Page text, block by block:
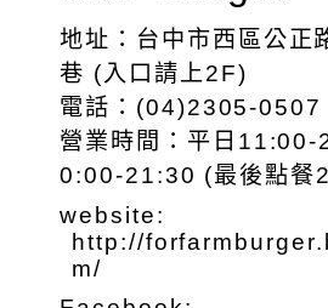
地址：台中市西區公正
巷 (入口請上2F)
電話：(04)2305-0507
營業時間：平日11:00-
0:00-21:30 (最後點餐
website:
http://
m/